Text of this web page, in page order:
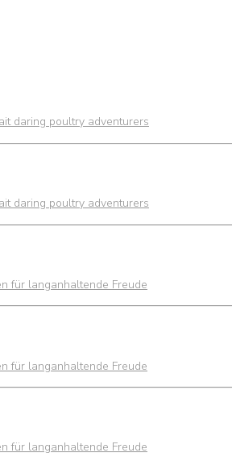
daring poultry adventurers
daring poultry adventurers
für langanhaltende Freude
für langanhaltende Freude
für langanhaltende Freude